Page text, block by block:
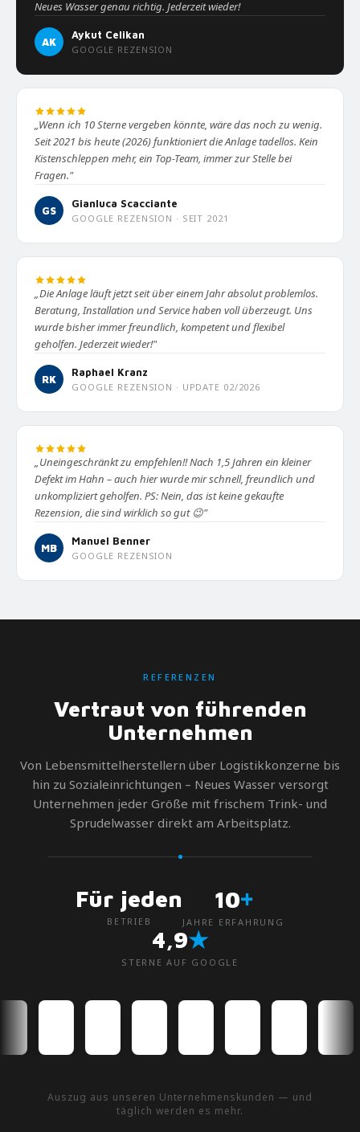
Neues Wasser genau richtig. Jederzeit wieder!
AK
Aykut Celikan
GOOGLE REZENSION
„Wenn ich 10 Sterne vergeben könnte, wäre das noch zu wenig.
Seit 2021 bis heute (2026) funktioniert die Anlage tadellos. Kein
Kistenschleppen mehr, ein Top-Team, immer zur Stelle bei
Fragen."
GS
Gianluca Scacciante
GOOGLE REZENSION · SEIT 2021
„Die Anlage läuft jetzt seit über einem Jahr absolut problemlos.
Beratung, Installation und Service haben voll überzeugt. Uns
wurde bisher immer freundlich, kompetent und flexibel
geholfen. Jederzeit wieder!"
RK
Raphael Kranz
GOOGLE REZENSION · UPDATE 02/2026
„Uneingeschränkt zu empfehlen!! Nach 1,5 Jahren ein kleiner
Defekt im Hahn – auch hier wurde mir schnell, freundlich und
unkompliziert geholfen. PS: Nein, das ist keine gekaufte
Rezension, die sind wirklich so gut 😉"
MB
Manuel Benner
GOOGLE REZENSION
REFERENZEN
Vertraut von führenden
Unternehmen
Von Lebensmittelherstellern über Logistikkonzerne bis
hin zu Sozialeinrichtungen – Neues Wasser versorgt
Unternehmen jeder Größe mit frischem Trink- und
Sprudelwasser direkt am Arbeitsplatz.
Für jeden
BETRIEB
10+
JAHRE ERFAHRUNG
4,9★
STERNE AUF GOOGLE
Auszug aus unseren Unternehmenskunden — und
täglich werden es mehr.